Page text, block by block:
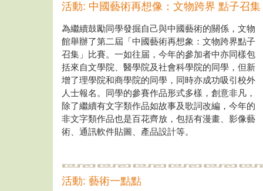
活動: 中國藝術再想像：文物跨界 點子召集
為繼續鼓勵同學發掘自己與中國藝術的關係，文物
館舉辦了第二屆「中國藝術再想象：文物跨界點子
召集」比賽。一如往届，今年的參加者中亦同樣包
括來自文學院、醫學院及社會科學院的同學，但新
增了理學院和商學院的同學，同時亦成功吸引校外
人士報名。同學的參賽作品形式多樣，創意非凡，
除了繼續有文字類作品如故事及歌詞改編，今年的
非文字類作品也是百花齊放，包括有漫畫、影像藝
術、通訊軟件貼圖、產品設計等。
活動: 藝術一點點